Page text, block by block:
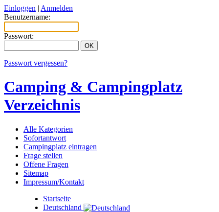
Einloggen | Anmelden
Benutzername:
Passwort:
Passwort vergessen?
Camping & Campingplatz
Verzeichnis
Alle Kategorien
Sofortantwort
Campingplatz eintragen
Frage stellen
Offene Fragen
Sitemap
Impressum/Kontakt
Startseite
Deutschland